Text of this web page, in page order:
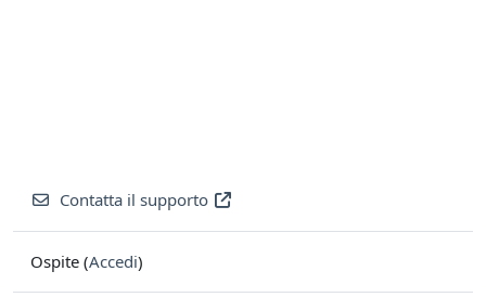
Contatta il supporto
Ospite (Accedi)